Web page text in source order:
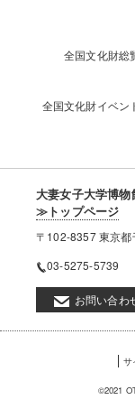
全国文化財総
全国文化財イベン
大妻女子大学博物
≫トップページ
〒102-8357 東京都
03-5275-5739
お問い合わ
サ
©2021